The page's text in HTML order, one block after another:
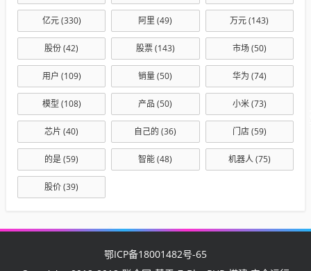
亿元(330) 阿里 (49) 万元(143)
股份(42) 股票(143) 市场(50)
用户 (109) 销量(50) 华为 (74)
模型 (108) 产品 (50) 小米(73)
芯片 (40) 自己的 (36) 门店(59)
的是(59) 智能(48) 机器人(75)
股价(39)
鄂ICP备18001482号-65